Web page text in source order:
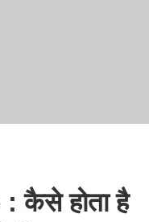
कैसे होता है